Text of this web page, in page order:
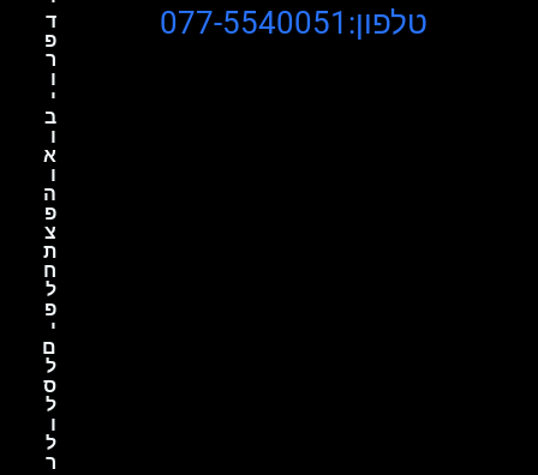
ד
פ
ר
ו
י
ב
ו
א
ו
ה
פ
צ
ת
ח
ל
פ
י
ם
ל
ס
ל
ו
ל
ר
טלפון:077-5540051